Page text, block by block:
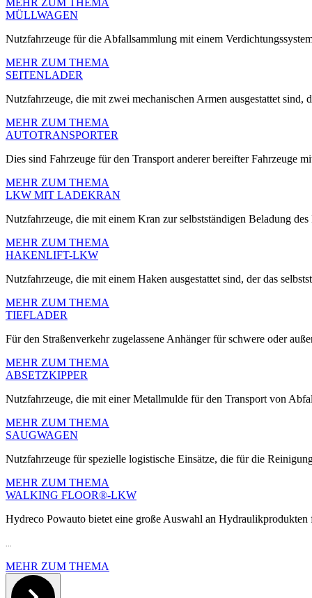
MEHR ZUM THEMA
MÜLLWAGEN
Nutzfahrzeuge für die Abfallsammlung mit einem
MEHR ZUM THEMA
SEITENLADER
Nutzfahrzeuge, die mit zwei mechanischen Armen ausgestattet
MEHR ZUM THEMA
AUTOTRANSPORTER
Dies sind Fahrzeuge für den Transport anderer bereifter Fahrzeuge
MEHR ZUM THEMA
LKW MIT LADEKRAN
Nutzfahrzeuge, die mit einem Kran zur selbstständigen Beladung des
MEHR ZUM THEMA
HAKENLIFT-LKW
Nutzfahrzeuge, die mit einem Haken ausgestattet sind, der das
MEHR ZUM THEMA
TIEFLADER
Für den Straßenverkehr zugelassene Anhänger für schwere oder
MEHR ZUM THEMA
ABSETZKIPPER
Nutzfahrzeuge, die mit einer Metallmulde für den Transport von
MEHR ZUM THEMA
SAUGWAGEN
Nutzfahrzeuge für spezielle logistische Einsätze, die für die
MEHR ZUM THEMA
WALKING FLOOR®-LKW
Hydreco Powauto bietet eine große Auswahl an
MEHR ZUM THEMA